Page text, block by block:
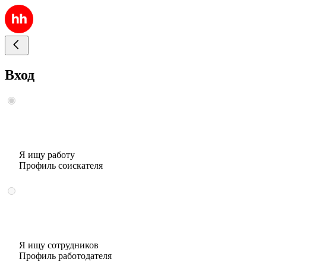
Вход
Я ищу работу
Профиль соискателя
Я ищу сотрудников
Профиль работодателя